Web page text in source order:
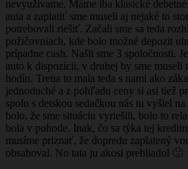
nevyužívame. Máme iba klasické
auta a zaplatiť sme museli aj nejaké to
potrebovali riešiť. Začali sme sa teda
požičovniach, kde bolo možné depozit
prípadne cash. Našli sme 3 spoločnosti.
auto k dispozícii, v druhej by sme museli
hodín. Tretia to mala teda s nami ako
jednoduché a z pohľadu ceny si asi tiež
spolu s detskou sedačkou nás tu vyšiel
bolo, že sme situáciu vyriešili, bolo to
bola v pohode. Inak, čo sa týka tej
musíme priznať, že dopredu zaplatený
obsahoval. No tata ju akosi prehliadol 🙂